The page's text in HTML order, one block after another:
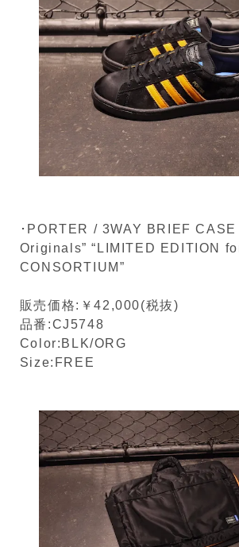
･PORTER / 3WAY BRIEF CASE
Originals” “LIMITED EDITION
CONSORTIUM”
販売価格:￥42,000(税抜)
品番:CJ5748
Color:BLK/ORG
Size:FREE